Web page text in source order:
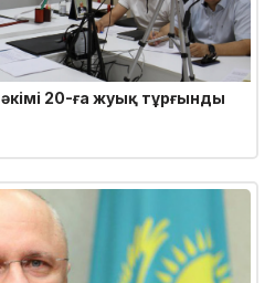
20-ға жуық тұрғынды